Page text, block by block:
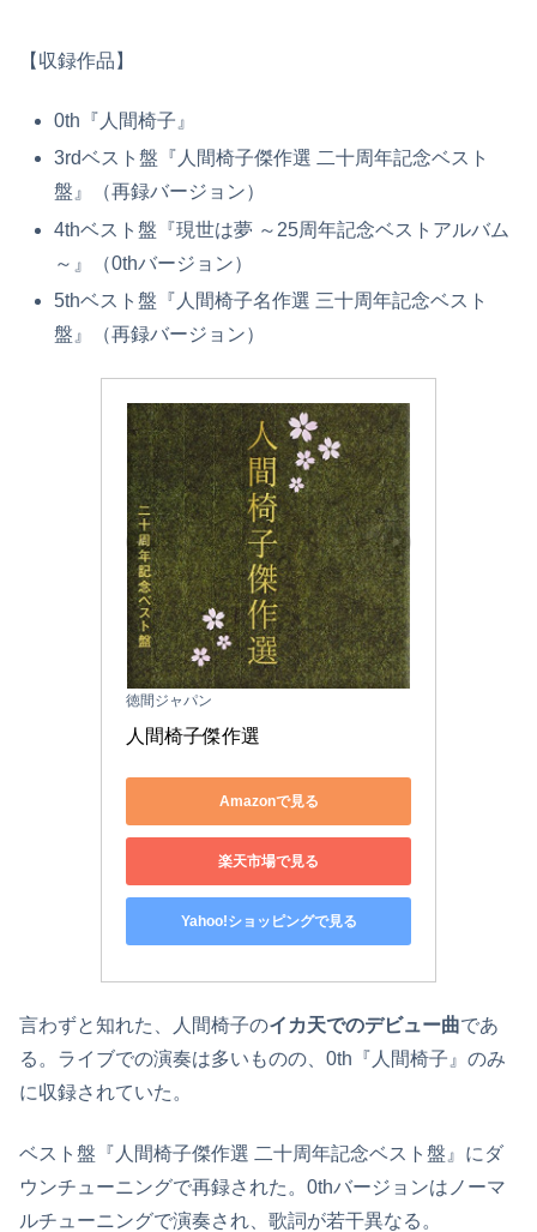
【収録作品】
0th『人間椅子』
3rdベスト盤『人間椅子傑作選 二十周年記念ベスト
盤』（再録バージョン）
4thベスト盤『現世は夢 ～25周年記念ベストアルバム
～』（0thバージョン）
5thベスト盤『人間椅子名作選 三十周年記念ベスト
盤』（再録バージョン）
徳間ジャパン
人間椅子傑作選
Amazonで見る
楽天市場で見る
Yahoo!ショッピングで見る
言わずと知れた、人間椅子のイカ天でのデビュー曲であ
る。ライブでの演奏は多いものの、0th『人間椅子』のみ
に収録されていた。
ベスト盤『人間椅子傑作選 二十周年記念ベスト盤』にダ
ウンチューニングで再録された。0thバージョンはノーマ
ルチューニングで演奏され、歌詞が若干異なる。